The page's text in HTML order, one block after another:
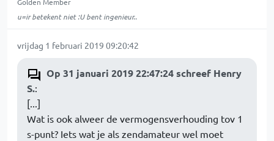
u=ir betekent niet :U bent ingenieur..
vrijdag 1 februari 2019 09:20:42
Op 31 januari 2019 22:47:24 schreef Henry
S.:
[...]
Wat is ook alweer de vermogensverhouding tov 1
s-punt? Iets wat je als zendamateur wel moet